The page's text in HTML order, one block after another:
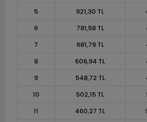
5
921,30 TL
6
781,58 TL
7
681,79 TL
8
606,94 TL
9
548,72 TL
10
502,15 TL
11
460,27 TL